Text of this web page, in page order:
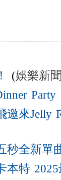
(娛樂新聞
Party
邀來Jelly
秒全新單
本特 2025